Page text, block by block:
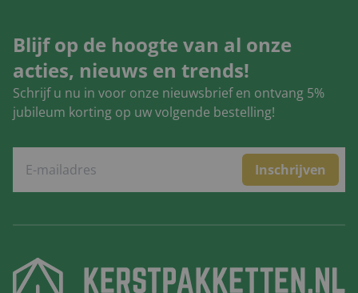
Blijf op de hoogte van al onze
acties, nieuws en trends!
Schrijf u nu in voor onze nieuwsbrief en ontvang 5%
jubileum korting op uw volgende bestelling!
Inschrijven